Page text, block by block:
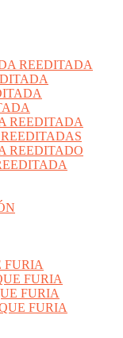
REEDITADA
REEDITADA
REEDITADO
FURIA
FURIA
FURIA
FURIA